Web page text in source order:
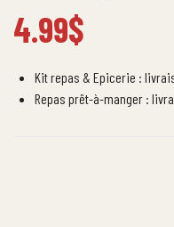
4.99$
Kit repas & Epicerie :
Repas prêt-à-manger :